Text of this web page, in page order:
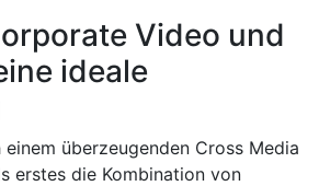
Video und
ideale
überzeugenden Cross Media
erstes die Kombination von